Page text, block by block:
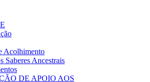
Acolhimento
Saberes Ancestrais
DE APOIO AOS